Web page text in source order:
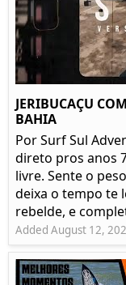
JERIBUCAÇU
BAHIA
Por Surf Sul
direto pros anos
livre. Sente o
deixa o tempo te
rebelde, e
Added August 12,